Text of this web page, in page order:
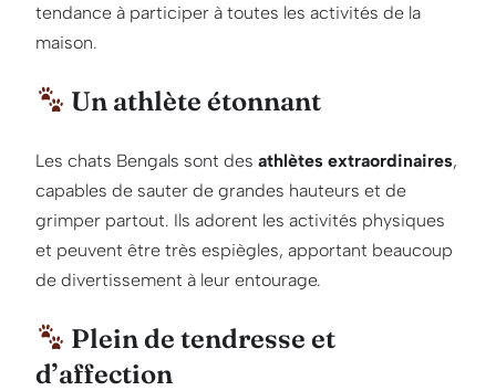
tendance à participer à toutes les activités de la
maison.
Un athlète étonnant
Les chats Bengals sont des athlètes extraordinaires,
capables de sauter de grandes hauteurs et de
grimper partout. Ils adorent les activités physiques
et peuvent être très espiègles, apportant beaucoup
de divertissement à leur entourage.
Plein de tendresse et
d’affection